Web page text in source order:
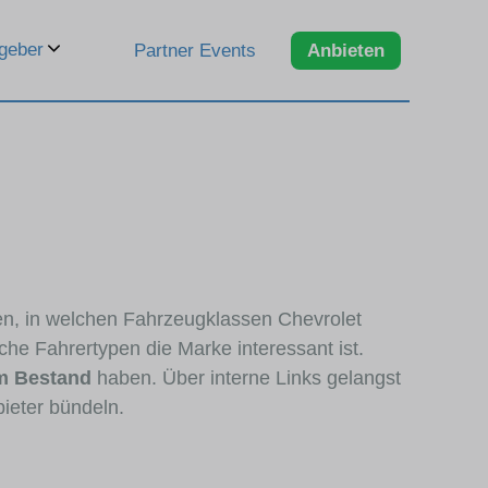
Partner Events Anbieten
in welchen Fahrzeugklassen Chevrolet
Fahrertypen die Marke interessant ist.
Bestand haben. Über interne Links gelangst
bündeln.